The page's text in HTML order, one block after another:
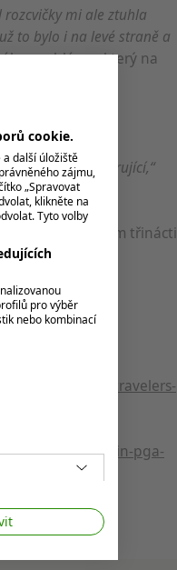
rozcvičky mi ale ztuhla
to bylo i na levé straně a
problému, který na
je to tak frustrující,“
k dosavadním třinácti
from-travelers-
for-first-time-in-pga-
cookie.
další úložiště
zájmu,
„Spravovat
klikněte na
Tyto volby
pro výběr
nebo kombinací